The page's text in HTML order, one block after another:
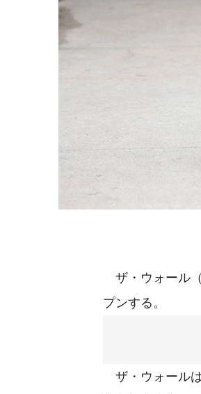
ザ・ウォール
プンする。
ザ・ウォール